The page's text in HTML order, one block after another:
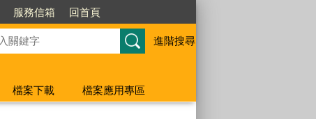
服務信箱 回首頁
進階搜尋
檔案下載
檔案應用專區